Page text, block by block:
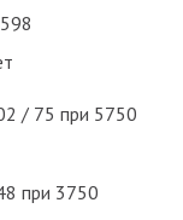
/ 75 при 5750
при 3750